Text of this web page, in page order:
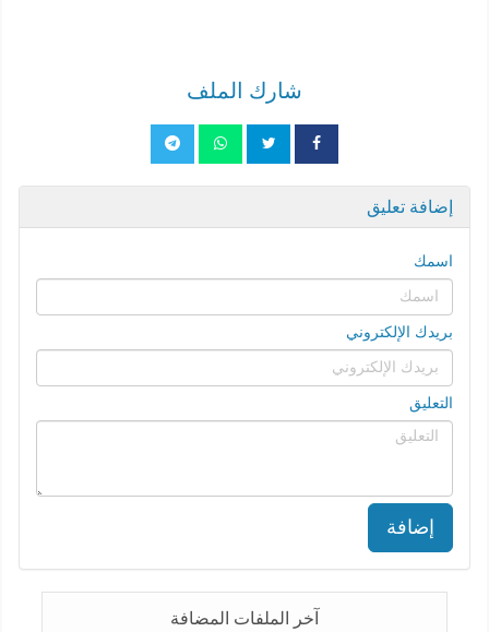
شارك الملف
إضافة تعليق
اسمك
بريدك الإلكتروني
التعليق
إضافة
آخر الملفات المضافة